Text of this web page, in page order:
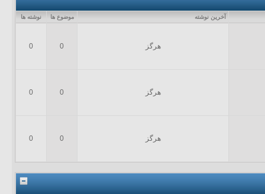
آخرين نوشته موضوع ها نوشته ها
هرگز 0
0
هرگز 0
0
هرگز 0
0